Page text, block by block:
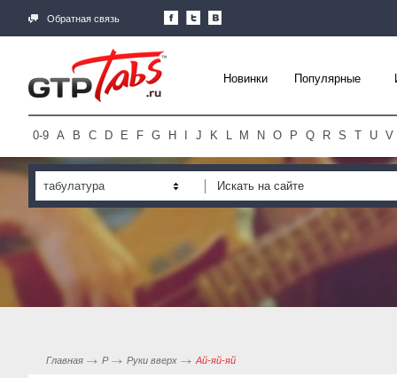
Обратная связь
Новинки Популярные
0-9 A B C D E F G H J K L M N O P Q R S T U V
табулатура
Главная Р Руки вверх Ай-яй-яй